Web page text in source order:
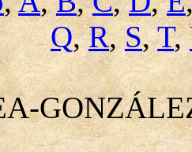
Q,R,S,T,